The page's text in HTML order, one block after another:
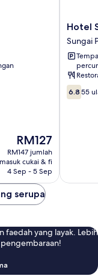
Harga
ialah
RM127
RM127
RM147 jumlah
cukai & fi
4 Sep - 5 Sep
Hotel
Seri
Malaysia
Sungai
Petani
Sungai
Petani
Hotel
Sungai
6.8
6.8 55
serupa
faedah yang layak. Lebih